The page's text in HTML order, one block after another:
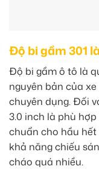
Độ bi gầm 301
Độ bi gầm ô tô là
nguyên bản của
chuyên dụng. Đối
3.0 inch là phù
chuẩn cho hầu
khả năng chiếu
cháo quá nhiều.